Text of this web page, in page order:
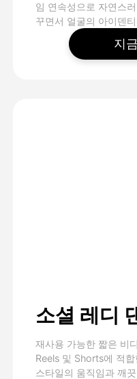
임 연속성으로 자연스
꾸면서 얼굴의 아이덴
지
소셜 레디
재사용 가능한 짧은 비
Reels 및 Shorts에 적
스타일의 움직임과 깨